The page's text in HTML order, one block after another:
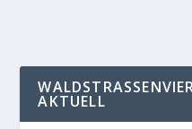
KTUELL